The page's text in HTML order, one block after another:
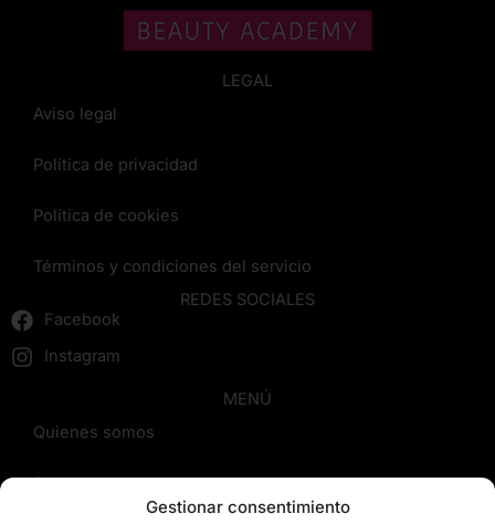
Gestionar consentimiento
LEGAL
Aviso legal
Política de privacidad
Política de cookies
Términos y condiciones del servicio
REDES SOCIALES
Facebook
Instagram
MENÚ
Quienes somos
Cursos